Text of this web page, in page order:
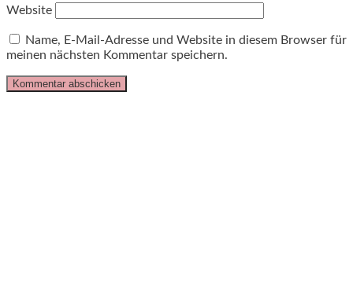
Website
Name, E-Mail-Adresse und Website in diesem Browser für
meinen nächsten Kommentar speichern.